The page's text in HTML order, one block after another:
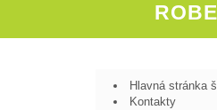
Hlavná stránka
Kontakty